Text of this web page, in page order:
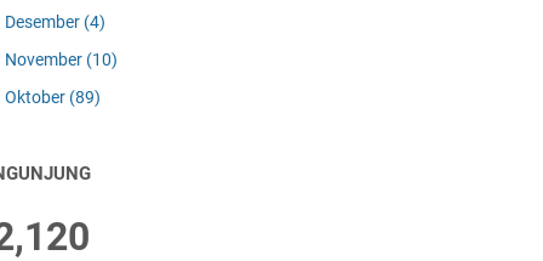
Desember (4)
November (10)
Oktober (89)